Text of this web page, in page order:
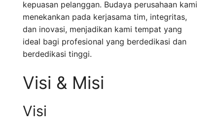
kepuasan pelanggan. Budaya perusahaan kami
menekankan pada kerjasama tim, integritas,
dan inovasi, menjadikan kami tempat yang
ideal bagi profesional yang berdedikasi dan
berdedikasi tinggi.
Visi & Misi
Visi